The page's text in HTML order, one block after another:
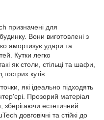
призначені для
Вони виготовлені з
амортизує удари та
Кутки легко
як столи, стільці та шафи,
кутів.
які ідеально підходять
Прозорий матеріал
зберігаючи естетичний
довговічні та стійкі до